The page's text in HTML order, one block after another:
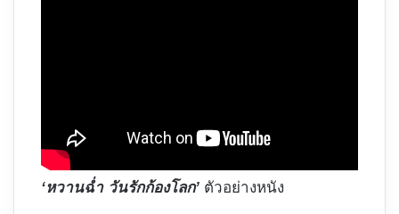
‘หวานฉ่ำ วันรักก้องโลก’ ตัวอย่างหนัง